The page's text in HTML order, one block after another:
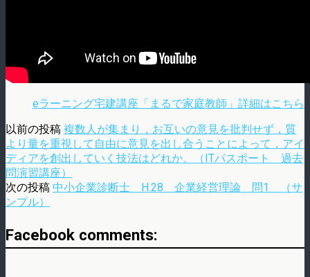
eラーニング宅建講座「まるで家庭教師」詳細はこちら
以前の投稿 複数人が集まり，お互いの意見を批判せず，質
より量を重視して自由に意見を出し合うことによって，アイ
ディアを創出していく技法はどれか。（ITパスポート 過去
問演習講座）
次の投稿 中小企業診断士 H.28 企業経営理論 問1 （サ
ンプル）
Facebook comments: